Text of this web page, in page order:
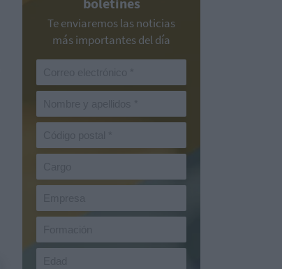
Te enviaremos las noticias
más importantes del día